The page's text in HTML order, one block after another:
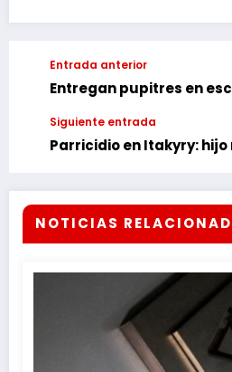
Entrada anterior
Entregan pupitres en
Siguiente entrada
Parricidio en Itakyry:
NOTICIAS